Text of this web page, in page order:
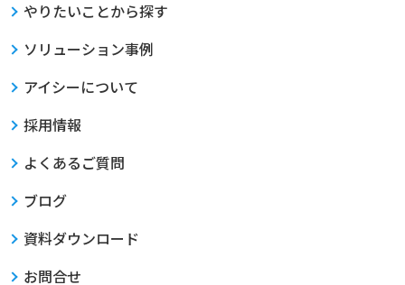
やりたいことから探す
ソリューション事例
アイシーについて
採用情報
よくあるご質問
ブログ
資料ダウンロード
お問合せ